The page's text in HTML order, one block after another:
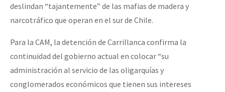
deslindan “tajantemente” de las mafias de madera y
narcotráfico que operan en el sur de Chile.
Para la CAM, la detención de Carrillanca confirma la
continuidad del gobierno actual en colocar “su
administración al servicio de las oligarquías y
conglomerados económicos que tienen sus intereses